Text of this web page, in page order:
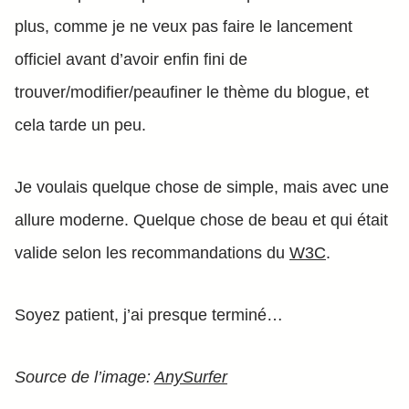
plus, comme je ne veux pas faire le lancement
officiel avant d’avoir enfin fini de
trouver/modifier/peaufiner le thème du blogue, et
cela tarde un peu.
Je voulais quelque chose de simple, mais avec une
allure moderne. Quelque chose de beau et qui était
valide selon les recommandations du W3C.
Soyez patient, j’ai presque terminé…
Source de l’image: AnySurfer